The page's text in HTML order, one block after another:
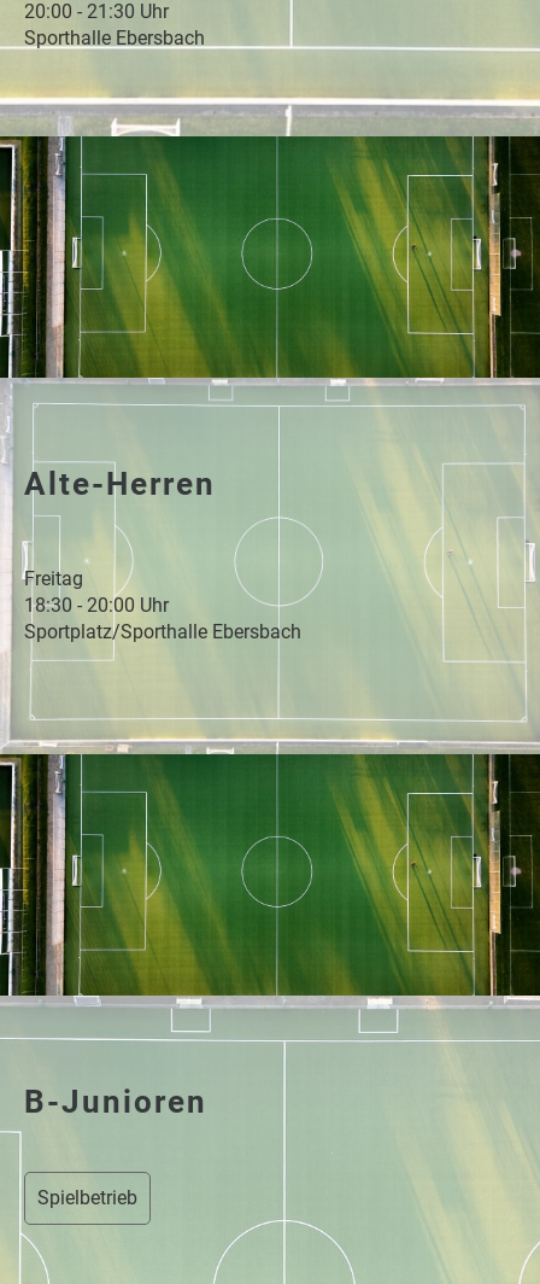
20:00 - 21:30 Uhr
Sporthalle Ebersbach
Alte-Herren
Freitag
18:30 - 20:00 Uhr
Sportplatz/Sporthalle Ebersbach
B-Junioren
Spielbetrieb